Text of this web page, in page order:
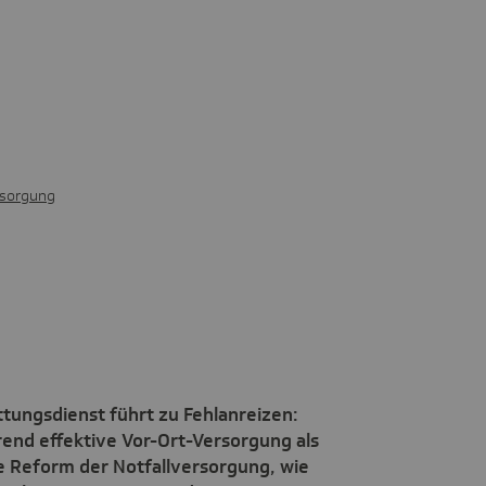
führt zu Fehlanreizen:
effektive Vor-Ort-Versorgung als
Reform der Notfallversorgung, wie